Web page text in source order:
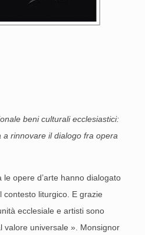
beni culturali ecclesiastici:
rinnovare il dialogo fra opera
opere d’arte hanno dialogato
contesto liturgico. E grazie
ec­clesiale e artisti sono
valore univer­sale ». Monsignor